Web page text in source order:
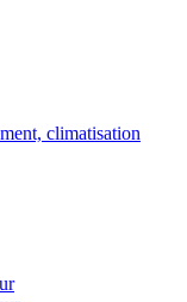
climatisation